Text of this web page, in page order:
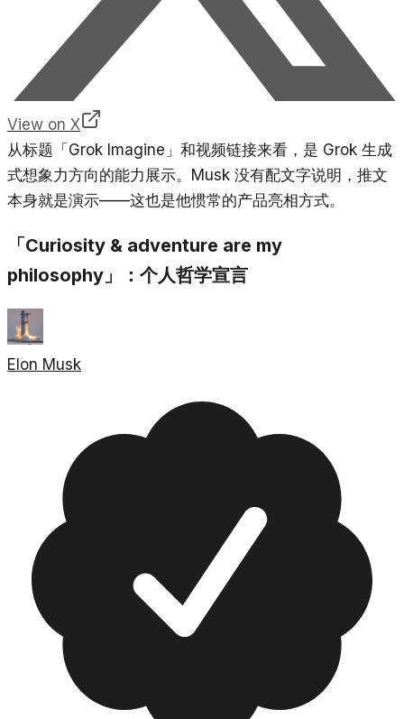
View on X
从标题「Grok Imagine」和视频链接来看，是 Grok 生成
式想象力方向的能力展示。Musk 没有配文字说明，推文
本身就是演示——这也是他惯常的产品亮相方式。
「Curiosity & adventure are my
philosophy」：个人哲学宣言
Elon Musk